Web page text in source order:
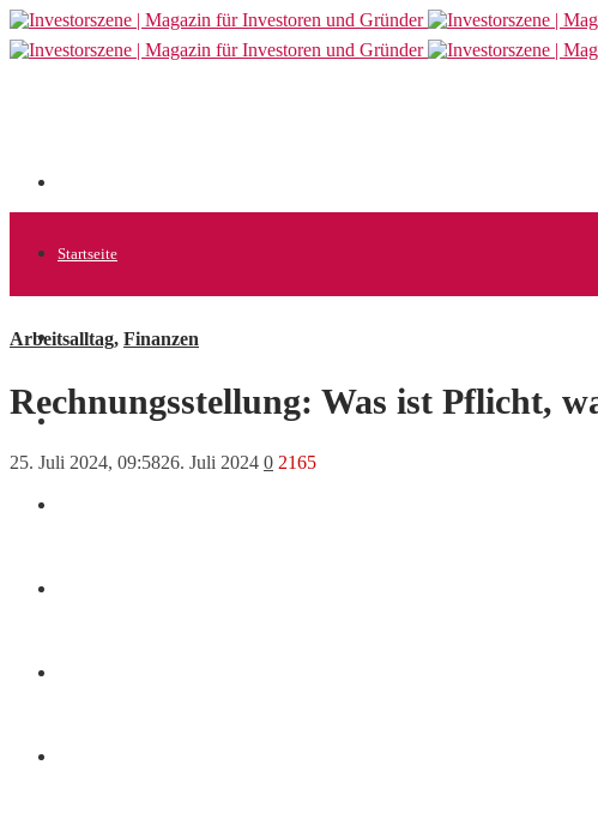
Startseite
Allgemein
Arbeitsalltag, Finanzen
Rechnungsstellung: Was ist Pflicht,
25. Juli 2024, 09:5826. Juli 2024 0 2165